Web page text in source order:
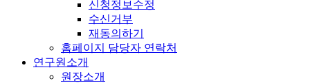
신청정보수정
수신거부
재동의하기
홈페이지 담당자 연락처
연구원소개
원장소개